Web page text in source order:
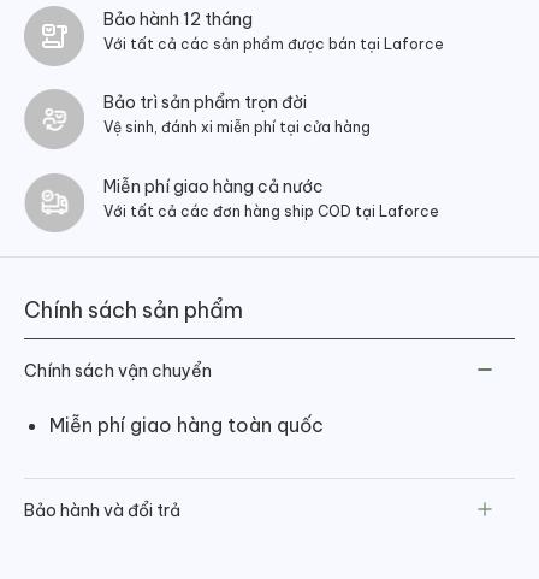
Bảo hành 12 tháng
Với tất cả các sản phẩm được bán tại Laforce
Bảo trì sản phẩm trọn đời
Vệ sinh, đánh xi miễn phí tại cửa hàng
Miễn phí giao hàng cả nước
Với tất cả các đơn hàng ship COD tại Laforce
Chính sách sản phẩm
Chính sách vận chuyển
Miễn phí giao hàng toàn quốc
Bảo hành và đổi trả